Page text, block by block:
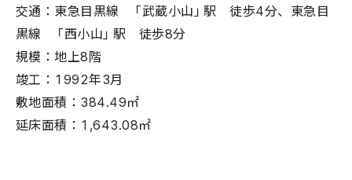
交通：東急目黒線 「武蔵小山」駅 徒歩4分、東急目
黒線 「西小山」駅 徒歩8分
規模：地上8階
竣工：1992年3月
敷地面積：384.49㎡
延床面積：1,643.08㎡